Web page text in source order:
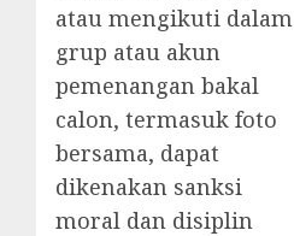
atau mengikuti dalam
grup atau akun
pemenangan bakal
calon, termasuk foto
bersama, dapat
dikenakan sanksi
moral dan disiplin